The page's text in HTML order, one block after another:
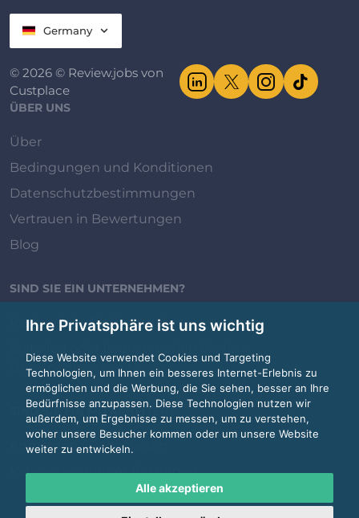
Ihre Privatsphäre ist uns wichtig
Diese Website verwendet Cookies und Targeting
Technologien, um Ihnen ein besseres Internet-Erlebnis zu
ermöglichen und die Werbung, die Sie sehen, besser an Ihre
Bedürfnisse anzupassen. Diese Technologien nutzen wir
außerdem, um Ergebnisse zu messen, um zu verstehen,
woher unsere Besucher kommen oder um unsere Website
weiter zu entwickeln.
Alle akzeptieren
Germany
© 2026 © Review.jobs von
Custplace
ÜBER UNS
Über
Bedingungen und Konditionen
Datenschutzbestimmungen
Vertrauen in Bewertungen
Blog
SIND SIE EIN UNTERNEHMEN?
Review.jobs für Unternehmen
Unternehmensseite
SIND SIE EIN MITARBEITER?
Anmelden / Registrieren
Kategorien und Auflistungen